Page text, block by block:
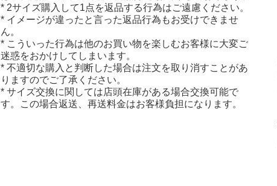
* 2サイズ購入して1点を返品する行為はご遠慮ください。
* イメージが違ったと言った返品行為もお受けできませ
ん。
* こういった行為は他のお買い物を楽しむお客様に大変ご
迷惑をおかけしてしまいます。
* 不適切な購入と判断した場合は注文を取り消すことがあ
りますのでご了承ください。
* サイズ交換に関しては店頭在庫がある場合交換可能で
す。この場合返送、再送料金はお客様負担になります。